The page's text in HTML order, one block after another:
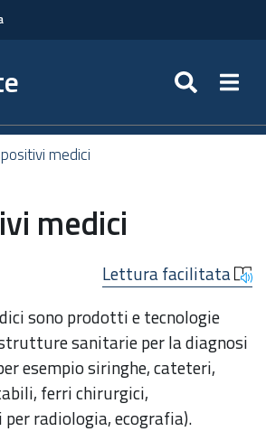
medici
medici
Lettura facilitata
sono prodotti e tecnologie
sanitarie per la diagnosi
esempio siringhe, cateteri,
ferri chirurgici,
radiologia, ecografia).